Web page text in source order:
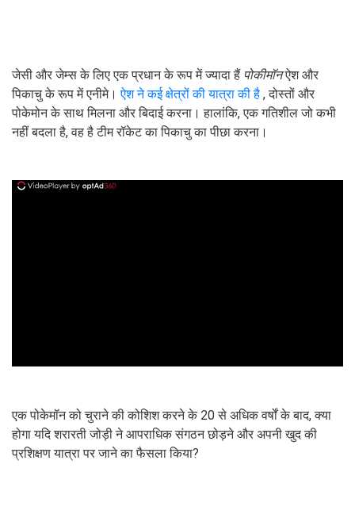
जेसी और जेम्स के लिए एक प्रधान के रूप में ज्यादा हैं पोकीमॉनऐश और
पिकाचु के रूप में एनीमे।ऐश ने कई क्षेत्रों की यात्रा की है , दोस्तों और
पोकेमोन के साथ मिलना और बिदाई करना। हालांकि, एक गतिशील जो कभी
नहीं बदला है, वह है टीम रॉकेट का पिकाचु का पीछा करना।
एक पोकेमॉन को चुराने की कोशिश करने के 20 से अधिक वर्षों के बाद, क्या
होगा यदि शरारती जोड़ी ने आपराधिक संगठन छोड़ने और अपनी खुद की
प्रशिक्षण यात्रा पर जाने का फैसला किया?